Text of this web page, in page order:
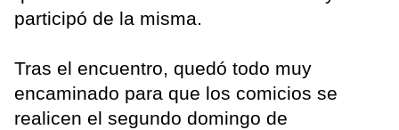
participó de la misma.
Tras el encuentro, quedó todo muy
encaminado para que los comicios se
realicen el segundo domingo de